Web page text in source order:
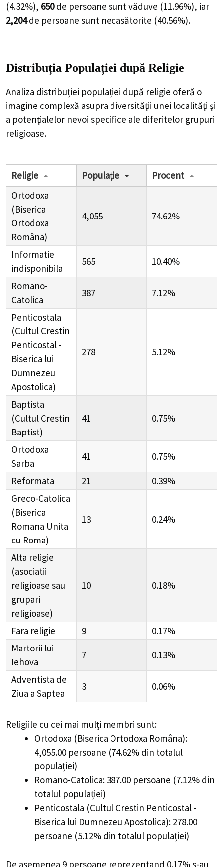
(4.32%), 650 de persoane sunt văduve (11.96%), iar
2,204 de persoane sunt necasătorite (40.56%).
Distribuția Populației după Religie
Analiza distribuției populației după religie oferă o
imagine complexă asupra diversității unei localități și
a potențialelor nevoi specifice ale diferitelor grupuri
religioase.
Religie Populație
Procent
Ortodoxa
(Biserica
Ortodoxa
Româna)
4,055 74.62%
Informatie
indisponibila
565 10.40%
Romano-
Catolica
387 7.12%
Penticostala
(Cultul Crestin
Penticostal -
Biserica lui
Dumnezeu
Apostolica)
278 5.12%
Baptista
(Cultul Crestin
Baptist)
41 0.75%
Ortodoxa
Sarba
41 0.75%
Reformata 21
0.39%
Greco-Catolica
(Biserica
Romana Unita
cu Roma)
13 0.24%
Alta religie
(asociatii
religioase sau
grupari
religioase)
10 0.18%
Fara religie 9
0.17%
Martorii lui
Iehova
7 0.13%
Adventista de
Ziua a Saptea
3 0.06%
Religiile cu cei mai mulți membri sunt:
Ortodoxa (Biserica Ortodoxa Româna):
4,055.00 persoane (74.62% din totalul
populației)
Romano-Catolica: 387.00 persoane (7.12% din
totalul populației)
Penticostala (Cultul Crestin Penticostal -
Biserica lui Dumnezeu Apostolica): 278.00
persoane (5.12% din totalul populației)
De asemenea 9 persoane reprezentand 0.17% s-au